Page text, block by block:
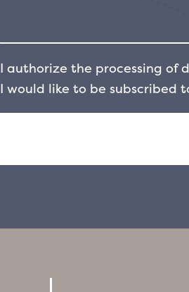
I authorize the processing of
I would like to be subscribed